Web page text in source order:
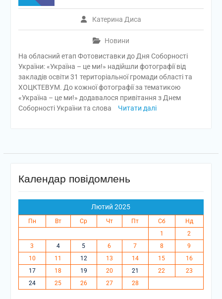
Катерина Диса
Новини
На обласний етап Фотовиставки до Дня Соборності
України: «Україна – це ми!» надійшли фотографії від
закладів освіти 31 територіальної громади області та
ХОЦКТЕВУМ. До кожної фотографії за тематикою
«Україна – це ми!» додавалося привітання з Днем
Соборності України та слова
Читати далі
Календар повідомлень
Лютий 2025
Пн Вт Ср Чт Пт Сб
Нд
1
2
3
4 5 6 7 8
9
10
11 12 13 14 15
16
17
18 19 20 21 22
23
24
25 26 27 28